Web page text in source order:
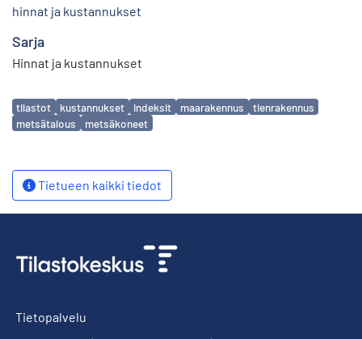
hinnat ja kustannukset
Sarja
Hinnat ja kustannukset
Avainsanat
tilastot kustannukset indeksit maarakennus
tienrakennus
metsätalous
metsäkoneet
Tietueen kaikki tiedot
Tietopalvelu